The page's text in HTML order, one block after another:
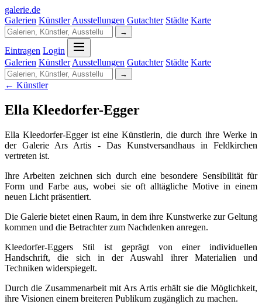
galerie.de
Galerien Künstler Ausstellungen Gutachter Städte Karte
→
Eintragen Login
Galerien Künstler Ausstellungen Gutachter Städte Karte
→
← Künstler
Ella Kleedorfer-Egger
Ella Kleedorfer-Egger ist eine Künstlerin, die durch ihre Werke in
der Galerie Ars Artis - Das Kunstversandhaus in Feldkirchen
vertreten ist.
Ihre Arbeiten zeichnen sich durch eine besondere Sensibilität für
Form und Farbe aus, wobei sie oft alltägliche Motive in einem
neuen Licht präsentiert.
Die Galerie bietet einen Raum, in dem ihre Kunstwerke zur Geltung
kommen und die Betrachter zum Nachdenken anregen.
Kleedorfer-Eggers Stil ist geprägt von einer individuellen
Handschrift, die sich in der Auswahl ihrer Materialien und
Techniken widerspiegelt.
Durch die Zusammenarbeit mit Ars Artis erhält sie die Möglichkeit,
ihre Visionen einem breiteren Publikum zugänglich zu machen.